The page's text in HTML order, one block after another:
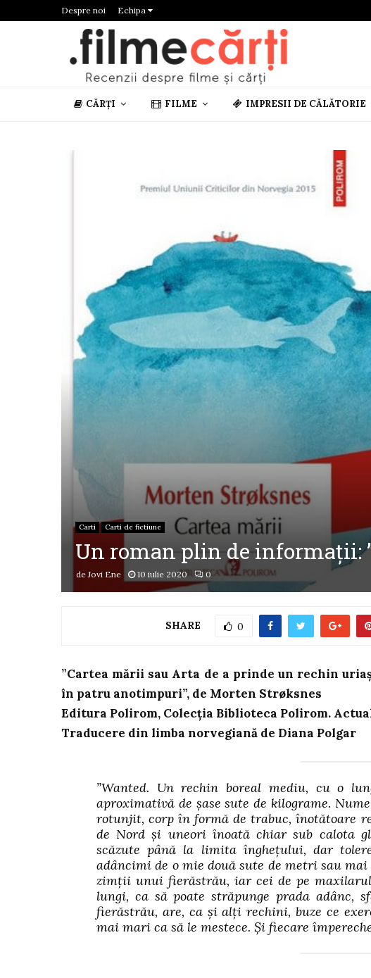
Despre noi Echipa
CĂRȚI FILME IMPRESII DE CĂLĂTORIE
Carti Carti de fictiune
Un roman plin de informații:
deJovi Ene 10 iulie 2020 0
SHARE 0
”Cartea mării sau Arta de a prinde un rechin
în patru anotimpuri”, de Morten Strøksnes
Editura Polirom, Colecția Biblioteca Polirom.
Traducere din limba norvegiană de Diana Polgar
”Wanted. Un rechin boreal mediu, cu o
aproximativă de șase sute de kilograme.
rotunjit, corp în formă de trabuc, înotătoare
de Nord și uneori înoată chiar sub calota
scăzute până la limita înghețului, dar
adâncimi de o mie două sute de metri sau
zimții unui fierăstrău, iar cei de pe
lungi, ca să poate străpunge prada adânc,
fierăstrău, are, ca și alți rechini, buze ce
mai mari ca să le mestece. Și fiecare